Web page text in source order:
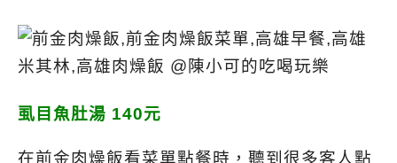
虱目魚肚湯 140元
在前金肉燥飯看菜單點餐時，聽到很多客人點